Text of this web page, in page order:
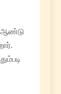
ஆண்டு